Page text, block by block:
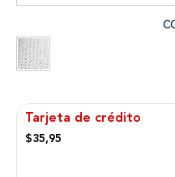
Tarjeta de crédito
$35,95